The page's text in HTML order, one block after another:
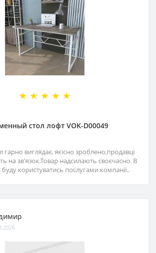
стол лофт VOK-D00049
гарно виглядає, якісно зроблено,продавці
на зв'язок.Товар надсилають своєчасно. В
користуватись послугами компанії..